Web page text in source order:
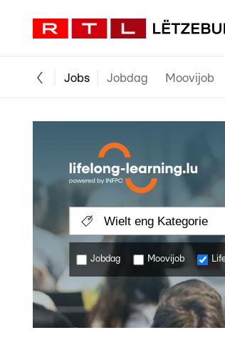
Jobs Jobdag Moovijob
Wielt eng Kategorie
Jobdag Moovijob